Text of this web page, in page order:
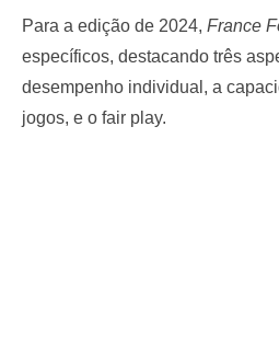
Para a edição de 2024, France
específicos, destacando três
desempenho individual, a
jogos, e o fair play.